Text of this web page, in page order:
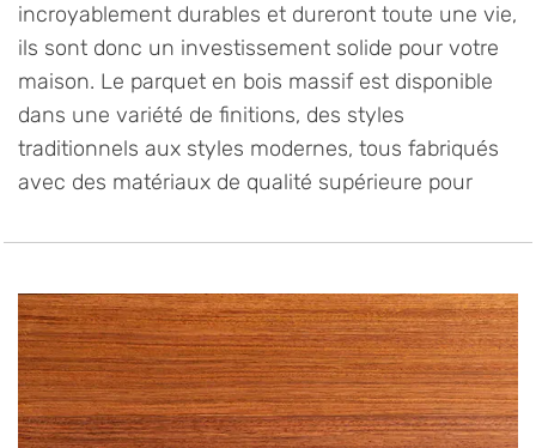
incroyablement durables et dureront toute une vie,
ils sont donc un investissement solide pour votre
maison. Le parquet en bois massif est disponible
dans une variété de finitions, des styles
traditionnels aux styles modernes, tous fabriqués
avec des matériaux de qualité supérieure pour
recherchiez une finition classique en chêne ou en
ou grise, notre collection a quelque chose pour
tous les goûts et les budgets.